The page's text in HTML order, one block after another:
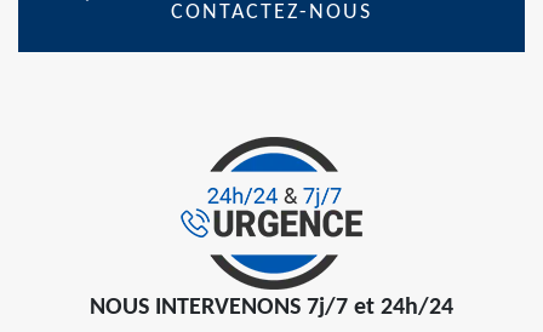
CONTACTEZ-NOUS
NOUS INTERVENONS 7j/7 et 24h/24